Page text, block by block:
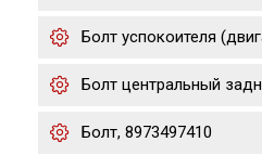
Болт успокоителя
Болт центральный
Болт, 8973497410